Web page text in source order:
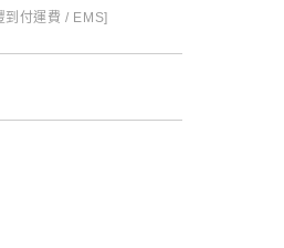
到付運費 / EMS]